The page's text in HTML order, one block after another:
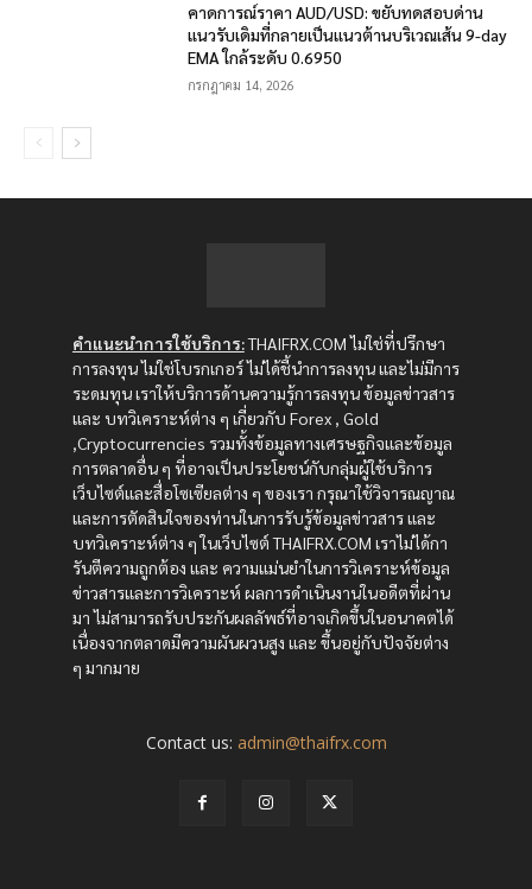
คาดการณ์ราคา AUD/USD: ขยับทดสอบด่าน
แนวรับเดิมที่กลายเป็นแนวต้านบริเวณเส้น 9-day
EMA ใกล้ระดับ 0.6950
กรกฎาคม 14, 2026
คำแนะนำการใช้บริการ:THAIFRX.COM ไม่ใช่ที่ปรึกษา
การลงทุน ไม่ใช่โบรกเกอร์ ไม่ได้ชี้นำการลงทุน และไม่มีการ
ระดมทุน เราให้บริการด้านความรู้การลงทุน ข้อมูลข่าวสาร
และ บทวิเคราะห์ต่าง ๆ เกี่ยวกับ Forex , Gold
,Cryptocurrencies รวมทั้งข้อมูลทางเศรษฐกิจและข้อมูล
การตลาดอื่น ๆ ที่อาจเป็นประโยชน์กับกลุ่มผู้ใช้บริการ
เว็บไซต์และสื่อโซเซียลต่าง ๆ ของเรา กรุณาใช้วิจารณญาณ
และการตัดสินใจของท่านในการรับรู้ข้อมูลข่าวสาร และ
บทวิเคราะห์ต่าง ๆ ในเว็บไซต์ THAIFRX.COM เราไม่ได้กา
รันตีความถูกต้อง และ ความแม่นยำในการวิเคราะห์ข้อมูล
ข่าวสารและการวิเคราะห์ ผลการดำเนินงานในอดีตที่ผ่าน
มา ไม่สามารถรับประกันผลลัพธ์ที่อาจเกิดขึ้นในอนาคตได้
เนื่องจากตลาดมีความผันผวนสูง และ ขึ้นอยู่กับปัจจัยต่าง
ๆ มากมาย
Contact us: admin@thaifrx.com